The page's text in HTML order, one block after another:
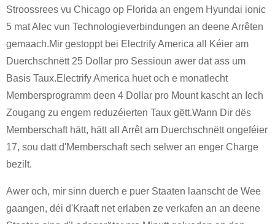
Stroossrees vu Chicago op Florida an engem Hyundai ionic
5 mat Alec vun Technologieverbindungen an deene Arrêten
gemaach.Mir gestoppt bei Electrify America all Kéier am
Duerchschnëtt 25 Dollar pro Sessioun awer dat ass um
Basis Taux.Electrify America huet och e monatlecht
Membersprogramm deen 4 Dollar pro Mount kascht an Iech
Zougang zu engem reduzéierten Taux gëtt.Wann Dir dës
Memberschaft hätt, hätt all Arrêt am Duerchschnëtt ongeféier
17, sou datt d'Memberschaft sech selwer an enger Charge
bezilt.
Awer och, mir sinn duerch e puer Staaten laanscht de Wee
gaangen, déi d'Kraaft net erlaben ze verkafen an an deene